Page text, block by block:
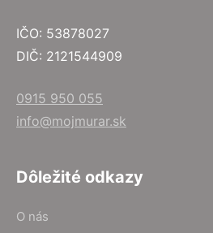
IČO: 53878027
DIČ: 2121544909
0915 950 055
info@mojmurar.sk
Dôležité odkazy
O nás